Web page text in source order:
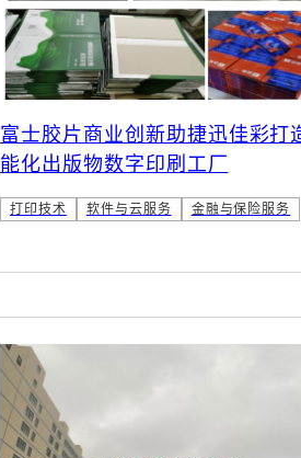
富士胶片商业创新助捷迅佳彩打
能化出版物数字印刷工厂
打印技术 软件与云服务 金融与保险服务